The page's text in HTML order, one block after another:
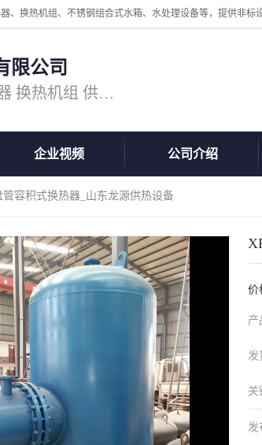
限公司
主营产品：换热器 板式换热器 换热机组 供水设备 水处理设备
企业视频 公司介绍
管容积式换热器_山东龙源供热设备
价
产
发
关
发